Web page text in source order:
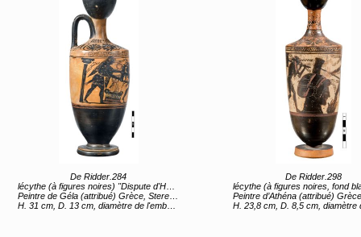
De Ridder.284
lécythe (à figures noires) "Dispute d'Héraclès et Apollon pour le trépied delphique" (titre d'usage)
Peintre de Géla (attribué) Grèce, Sterea Hellas Evoia, Attique (lieu de création) 1er quart 5e siècle av JC
H. 31 cm, D. 13 cm, diamètre de l'embouchure 7,1 cm, diamètre du pied 8,2 cm
De Ridder.298
lécythe (à figures noires, fond blanc) "Anodos de Perséphone (?) entre deux
Peintre d’Athéna (attribué) Grèce, Sterea Hellas Evoia, Attique (lieu de création) 1ère
H. 23,8 cm, D. 8,5 cm, diamètre de l'embouchure 5 cm, diamètre du